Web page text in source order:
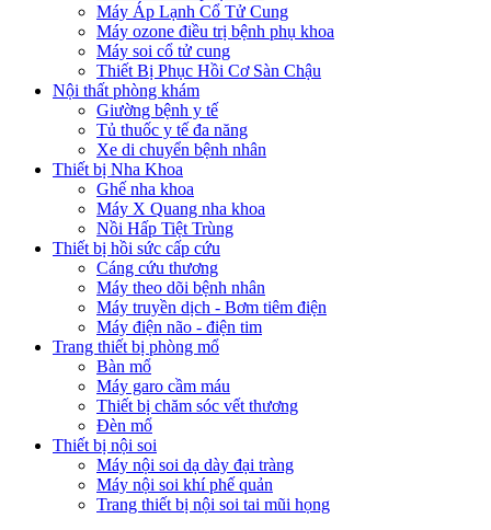
Máy Áp Lạnh Cổ Tử Cung
Máy ozone điều trị bệnh phụ khoa
Máy soi cổ tử cung
Thiết Bị Phục Hồi Cơ Sàn Chậu
Nội thất phòng khám
Giường bệnh y tế
Tủ thuốc y tế đa năng
Xe di chuyển bệnh nhân
Thiết bị Nha Khoa
Ghế nha khoa
Máy X Quang nha khoa
Nồi Hấp Tiệt Trùng
Thiết bị hồi sức cấp cứu
Cáng cứu thương
Máy theo dõi bệnh nhân
Máy truyền dịch - Bơm tiêm điện
Máy điện não - điện tim
Trang thiết bị phòng mổ
Bàn mổ
Máy garo cầm máu
Thiết bị chăm sóc vết thương
Đèn mổ
Thiết bị nội soi
Máy nội soi dạ dày đại tràng
Máy nội soi khí phế quản
Trang thiết bị nội soi tai mũi họng